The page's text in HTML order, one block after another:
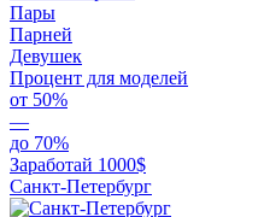
Пары
Парней
Девушек
Процент для моделей
от 50%
—
до 70%
Заработай 1000$
Санкт-Петербург